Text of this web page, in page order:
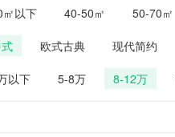
㎡以下 40-50㎡ 50-70㎡
欧式古典 现代简约
以下 5-8万 8-12万